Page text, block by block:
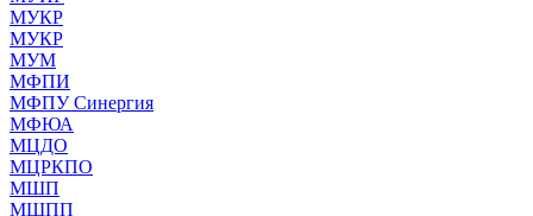
МУКР
МУКР
МУМ
МФПИ
МФПУ Синергия
МФЮА
МЦДО
МЦРКПО
МШП
МШПП